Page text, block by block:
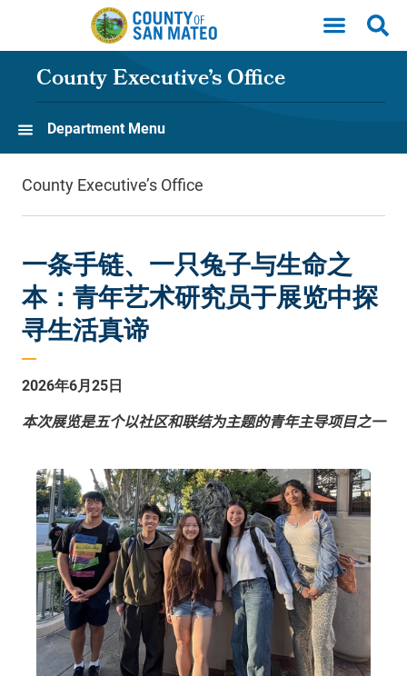
Skip to main content
County Executive’s Office
Department Menu
County Executive’s Office
一条手链、一只兔子与生命之
本：青年艺术研究员于展览中探
寻生活真谛
2026年6月25日
本次展览是五个以社区和联结为主题的青年主导项目之一